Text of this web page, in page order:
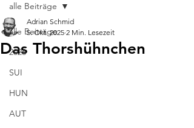
alle Beiträge
2026
SUI
HUN
AUT
alle Beiträge
Das Thorshühnchen
Adrian Schmid
5. Okt. 2025 2 Min. Lesezeit